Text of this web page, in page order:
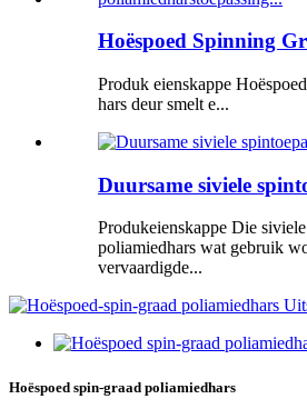
Hoëspoed Spinning
Produk eienskappe
hars deur smelt e...
Duursame siviele
Produkeienskappe Die
poliamiedhars wat gebruik
vervaardigde...
Hoëspoed spin-graad poliamiedhars